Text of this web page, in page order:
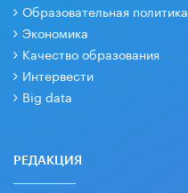
Образовательная политика
Экономика
Качество образования
Интервести
Big data
РЕДАКЦИЯ